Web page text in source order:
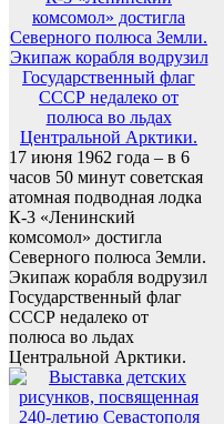
17 июня 1962 года – в 6
часов 50 минут советская
атомная подводная лодка
К-3 «Ленинский
комсомол» достигла
Северного полюса Земли.
Экипаж корабля водрузил
Государственный флаг
СССР недалеко от
полюса во льдах
Центральной Арктики.